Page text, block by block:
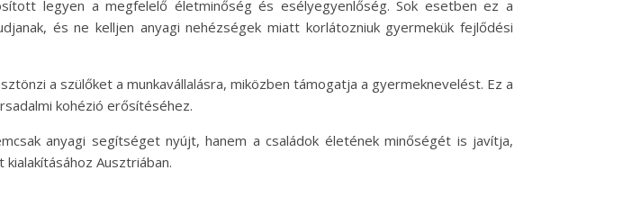
legyen a megfelelő életminőség és esélyegyenlőség. Sok esetben ez a
és ne kelljen anyagi nehézségek miatt korlátozniuk gyermekük fejlődési
a szülőket a munkavállalásra, miközben támogatja a gyermeknevelést. Ez a
kohézió erősítéséhez.
anyagi segítséget nyújt, hanem a családok életének minőségét is javítja,
Ausztriában.